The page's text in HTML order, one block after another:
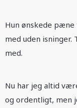
Hun ønskede
med uden
med.
Nu har jeg altid
og ordentligt, men